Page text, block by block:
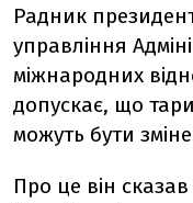
Радник
управління
міжнародних
допускає, що
можуть бути
Про це він